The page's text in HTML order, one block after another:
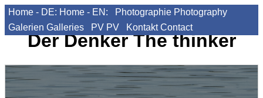
Home - DE: Home - EN: Photographie Photography
Galerien Galleries PV PV Kontakt Contact
Der DenkerThe thinker